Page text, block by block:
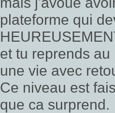
plateforme qui
et tu reprends
une vie avec
Ce niveau est
que ca surprend.